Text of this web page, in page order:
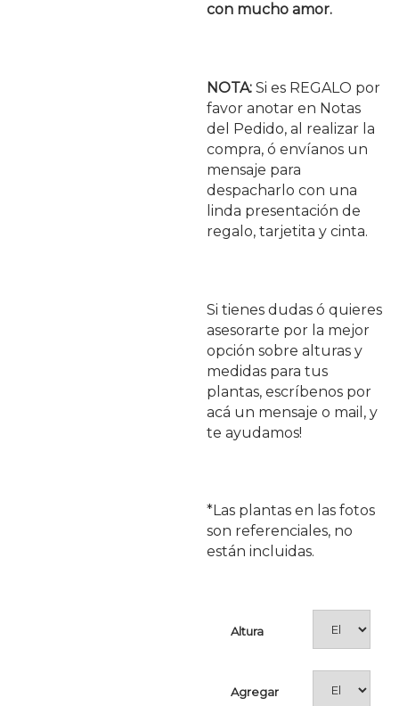
con mucho amor.
NOTA: Si es REGALO por
favor anotar en Notas
del Pedido, al realizar la
compra, ó envíanos un
mensaje para
despacharlo con una
linda presentación de
regalo, tarjetita y cinta.
Si tienes dudas ó quieres
asesorarte por la mejor
opción sobre alturas y
medidas para tus
plantas, escríbenos por
acá un mensaje o mail, y
te ayudamos!
*Las plantas en las fotos
son referenciales, no
están incluidas.
Altura
Agregar